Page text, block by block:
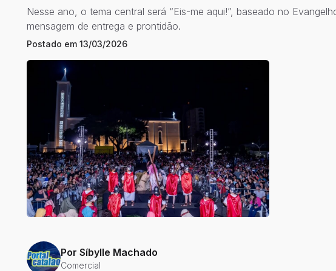
Nesse ano, o tema central será “Eis-me aqui!”, baseado no
mensagem de entrega e prontidão.
Postado em 13/03/2026
Por Síbylle Machado
Comercial